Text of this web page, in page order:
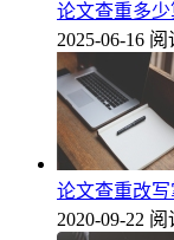
论文查重多
2025-06-16 阅
论文查重改
2020-09-22 阅